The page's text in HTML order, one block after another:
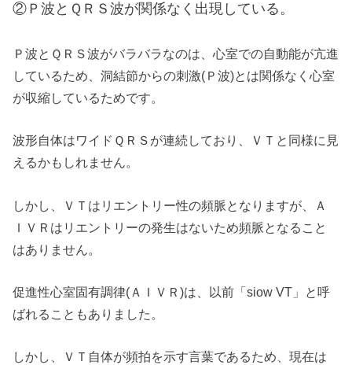
②Ｐ波とＱＲＳ波が関係なく出現している。
Ｐ波とＱＲＳ波がバラバラなのは、心室での自動能が亢進
しているため、洞結節からの刺激(Ｐ波)とは関係なく心室
が収縮しているためです。
波形自体はワイドＱＲＳが連続しており、ＶＴと同様に見
えるかもしれません。
しかし、ＶＴはリエントリー性の頻脈となりますが、Ａ
ＩＶＲはリエントリーの発生はないため頻脈となること
はありません。
促進性心室固有調律(ＡＩＶＲ)は、以前「siow VT」と呼
ばれることもありました。
しかし、ＶＴ自体が頻拍を示す言葉であるため、現在は